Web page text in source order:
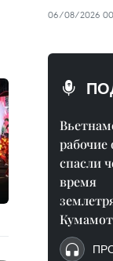
06/08/2026
спасли
время